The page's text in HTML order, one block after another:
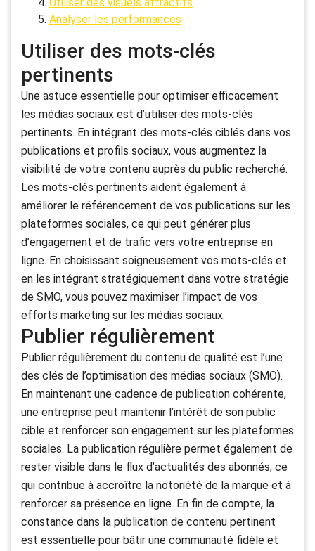
Analyser les performances
Utiliser des mots-clés
pertinents
Une astuce essentielle pour optimiser efficacement
les médias sociaux est d’utiliser des mots-clés
pertinents. En intégrant des mots-clés ciblés dans vos
publications et profils sociaux, vous augmentez la
visibilité de votre contenu auprès du public recherché.
Les mots-clés pertinents aident également à
améliorer le référencement de vos publications sur les
plateformes sociales, ce qui peut générer plus
d’engagement et de trafic vers votre entreprise en
ligne. En choisissant soigneusement vos mots-clés et
en les intégrant stratégiquement dans votre stratégie
de SMO, vous pouvez maximiser l’impact de vos
efforts marketing sur les médias sociaux.
Publier régulièrement
Publier régulièrement du contenu de qualité est l’une
des clés de l’optimisation des médias sociaux (SMO).
En maintenant une cadence de publication cohérente,
une entreprise peut maintenir l’intérêt de son public
cible et renforcer son engagement sur les plateformes
sociales. La publication régulière permet également de
rester visible dans le flux d’actualités des abonnés, ce
qui contribue à accroître la notoriété de la marque et à
renforcer sa présence en ligne. En fin de compte, la
constance dans la publication de contenu pertinent
est essentielle pour bâtir une communauté fidèle et